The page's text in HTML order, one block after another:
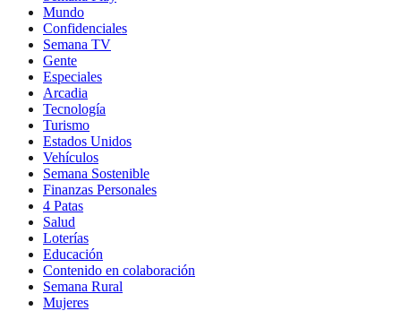
Mundo
Confidenciales
Semana TV
Gente
Especiales
Arcadia
Tecnología
Turismo
Estados Unidos
Vehículos
Semana Sostenible
Finanzas Personales
4 Patas
Salud
Loterías
Educación
Contenido en colaboración
Semana Rural
Mujeres